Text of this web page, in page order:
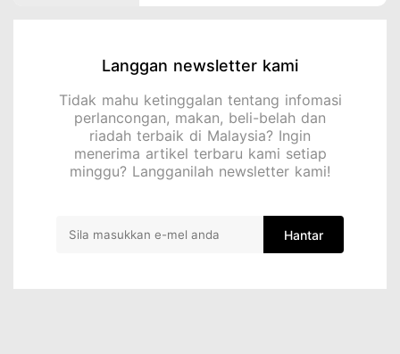
Langgan newsletter kami
Tidak mahu ketinggalan tentang infomasi
perlancongan, makan, beli-belah dan
riadah terbaik di Malaysia? Ingin
menerima artikel terbaru kami setiap
minggu? Langganilah newsletter kami!
Hantar